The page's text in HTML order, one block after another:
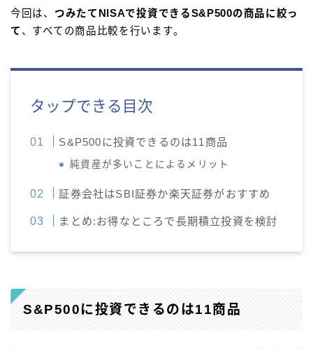
今回は、 つみたてNISAで投資できるS&P500の商品に絞っ
て 、すべての商品比較を行います。
タップできる目次
S&P500に投資できるのは11商品
純資産が多いことによるメリット
証券会社はSBI証券か楽天証券がおすすめ
まとめ:お得なところで長期積立投資を検討
S&P500に投資できるのは11商品